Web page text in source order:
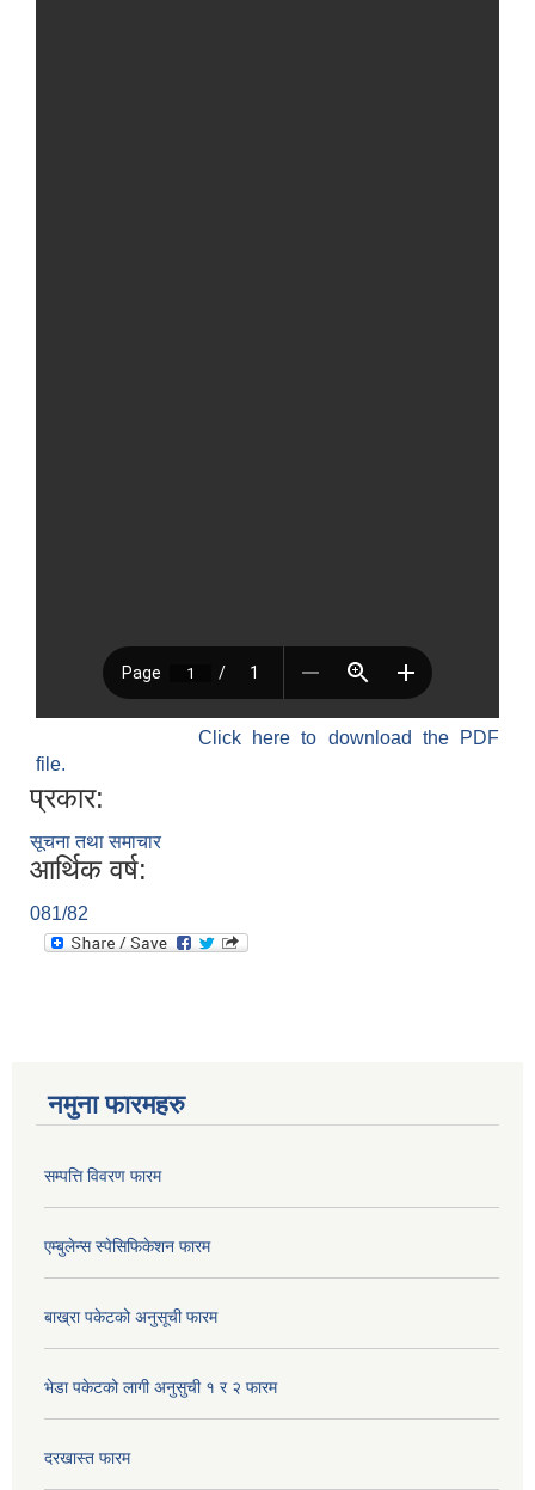
Click here to download the PDF
file.
प्रकार:
सूचना तथा समाचार
आर्थिक वर्ष:
081/82
नमुना फारमहरु
सम्पत्ति विवरण फारम
एम्बुलेन्स स्पेसिफिकेशन फारम
बाख्रा पकेटको अनुसूची फारम
भेडा पकेटको लागी अनुसुची १ र २ फारम
दरखास्त फारम